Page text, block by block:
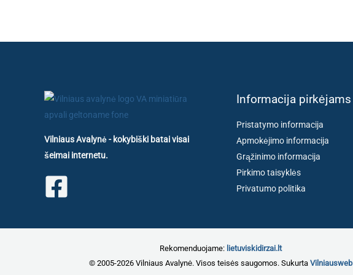
Vilniaus Avalynė - kokybiški batai visai
šeimai internetu.
Informacija pirkėjams
Pristatymo informacija
Apmokėjimo informacija
Grąžinimo informacija
Pirkimo taisyklės
Privatumo politika
Rekomenduojame: lietuviskidirzai.lt
© 2005-2026 Vilniaus Avalynė. Visos teisės saugomos. Sukurta Vilniausweb